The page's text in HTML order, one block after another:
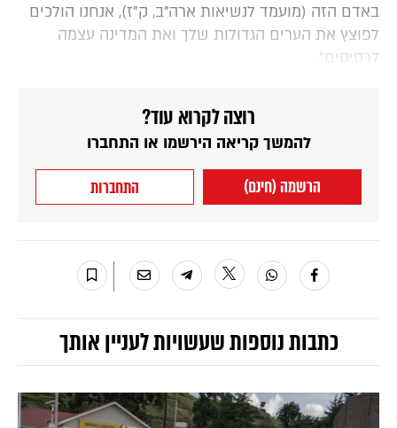
באדם הזה (מועמד לנשיאות ארה"ב, ק"ז), אנחנו הולכים
לפוצץ את הערים הגדולות שלך ואת המדינה עצמה
לרסיסים".
רוצה לקרוא עוד?
להמשך קריאה הירשמו או התחברו
הרשמה (חינם) התחברות
כתבות נוספות שעשויות לעניין אותך